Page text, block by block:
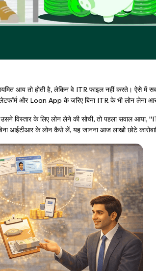
आय तो होती है, लेकिन वे ITR फाइल नहीं करते। ऐसे में
और Loan App के जरिए बिना ITR के भी लोन लेना
उसने विस्तार के लिए लोन लेने की सोची, तो पहला सवाल आया,
आईटीआर के लोन कैसे लें, यह जानना आज लाखों छोटे